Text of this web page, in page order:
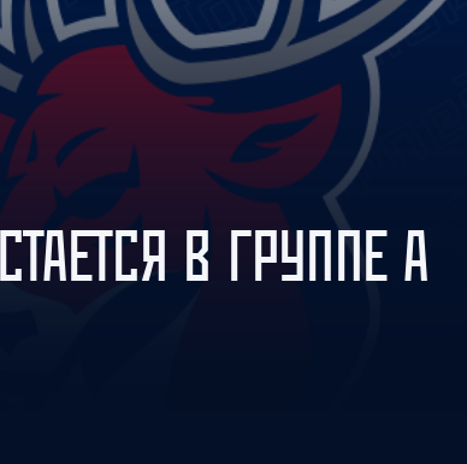
Амур
Барыс
Салават Юлаев
Сибирь
В ГРУППЕ А